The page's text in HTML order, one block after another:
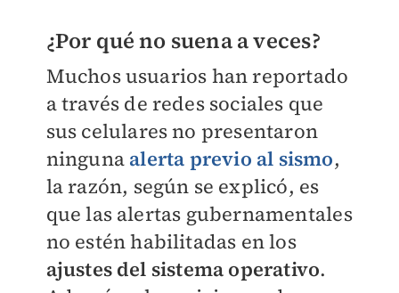
¿Por qué no suena a veces?
Muchos usuarios han reportado
a través de redes sociales que
sus celulares no presentaron
ninguna alerta previo al sismo,
la razón, según se explicó, es
que las alertas gubernamentales
no estén habilitadas en los
ajustes del sistema operativo.